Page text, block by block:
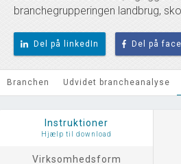
branchegrupperingen landbrug,
Del på linkedIn Del på
Branchen Udvidet brancheanalyse
Instruktioner
Hjælp til download
Virksomhedsform